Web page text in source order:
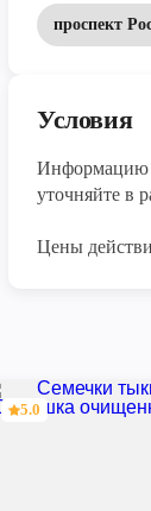
проспект
Условия
Информацию
уточняйте в
Цены
5.0